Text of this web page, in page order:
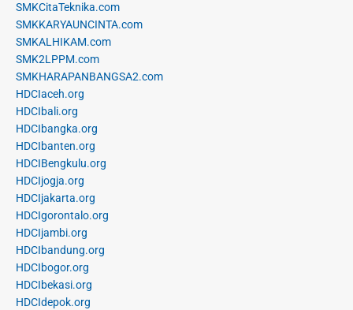
SMKCitaTeknika.com
SMKKARYAUNCINTA.com
SMKALHIKAM.com
SMK2LPPM.com
SMKHARAPANBANGSA2.com
HDCIaceh.org
HDCIbali.org
HDCIbangka.org
HDCIbanten.org
HDCIBengkulu.org
HDCIjogja.org
HDCIjakarta.org
HDCIgorontalo.org
HDCIjambi.org
HDCIbandung.org
HDCIbogor.org
HDCIbekasi.org
HDCIdepok.org